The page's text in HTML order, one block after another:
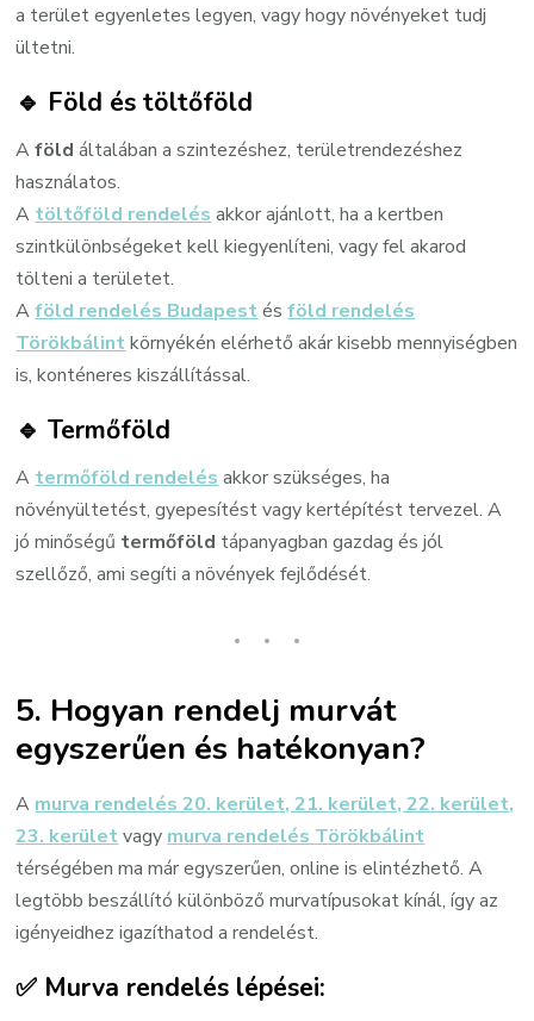
a terület egyenletes legyen, vagy hogy növényeket tudj
ültetni.
🔹 Föld és töltőföld
Aföld általában a szintezéshez, területrendezéshez
használatos.
A töltőföld rendelés akkor ajánlott, ha a kertben
szintkülönbségeket kell kiegyenlíteni, vagy fel akarod
tölteni a területet.
Aföld rendelés Budapest ésföld rendelés
Törökbálint környékén elérhető akár kisebb mennyiségben
is, konténeres kiszállítással.
🔹Termőföld
A termőföld rendelés akkor szükséges, ha
növényültetést, gyepesítést vagy kertépítést tervezel. A
jó minőségű termőföld tápanyagban gazdag és jól
szellőző, ami segíti a növények fejlődését.
5. Hogyan rendelj murvát
egyszerűen és hatékonyan?
A murva rendelés 20. kerület, 21. kerület, 22. kerület,
23. kerület vagy murva rendelés Törökbálint
térségében ma már egyszerűen, online is elintézhető. A
legtöbb beszállító különböző murvatípusokat kínál, így az
igényeidhez igazíthatod a rendelést.
✅ Murva rendelés lépései: